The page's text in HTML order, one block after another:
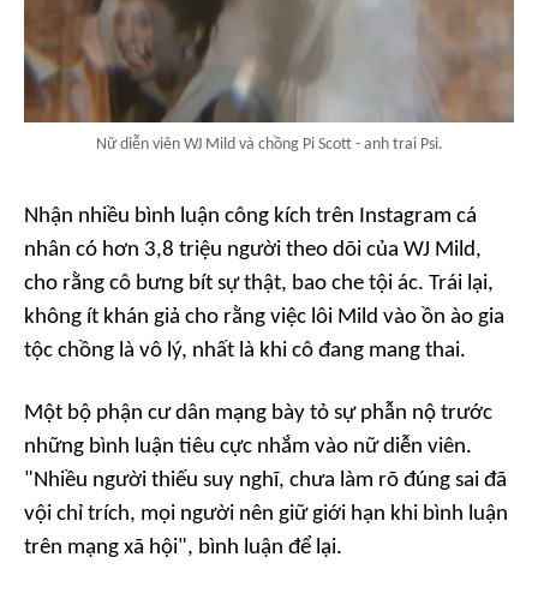
Nữ diễn viên WJ Mild và chồng Pi Scott - anh trai Psi.
Nhận nhiều bình luận công kích trên Instagram cá
nhân có hơn 3,8 triệu người theo dõi của WJ Mild,
cho rằng cô bưng bít sự thật, bao che tội ác. Trái lại,
không ít khán giả cho rằng việc lôi Mild vào ồn ào gia
tộc chồng là vô lý, nhất là khi cô đang mang thai.
Một bộ phận cư dân mạng bày tỏ sự phẫn nộ trước
những bình luận tiêu cực nhắm vào nữ diễn viên.
"Nhiều người thiếu suy nghĩ, chưa làm rõ đúng sai đã
vội chỉ trích, mọi người nên giữ giới hạn khi bình luận
trên mạng xã hội", bình luận để lại.